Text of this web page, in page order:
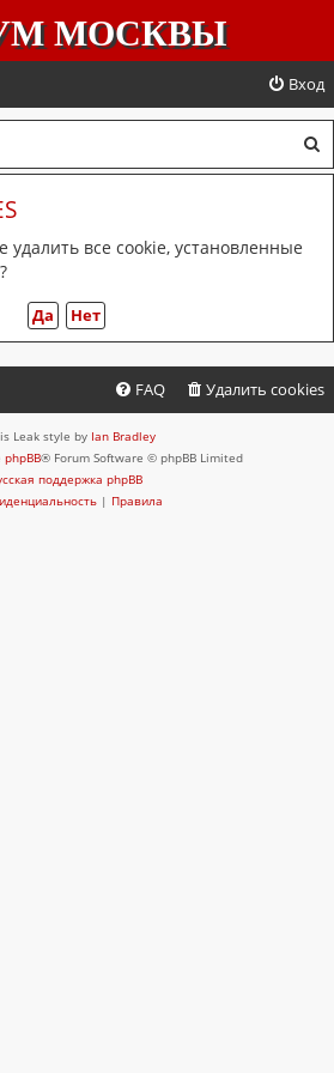
МОСКВЫ
Вход
о
удалить все cookie, установленные
Удалить cookies
FAQ
Leak style by Ian Bradley
phpBB® Forum Software © phpBB Limited
поддержка phpBB
| Правила